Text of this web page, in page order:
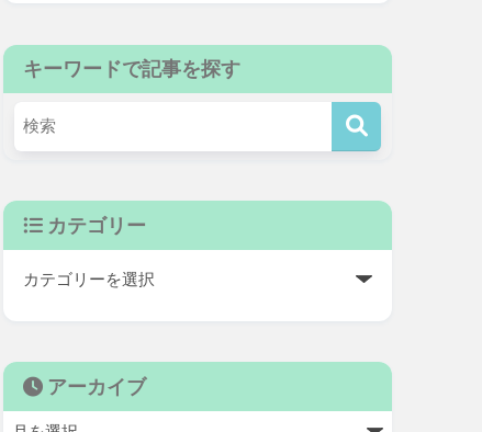
キーワードで記事を探す
カテゴリー
アーカイブ